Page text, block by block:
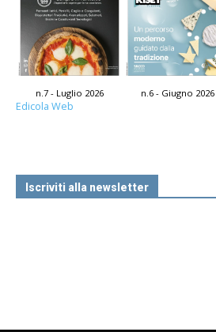
n.7 - Luglio 2026 n.6 - Giugno 2026
Edicola Web
Iscriviti alla newsletter